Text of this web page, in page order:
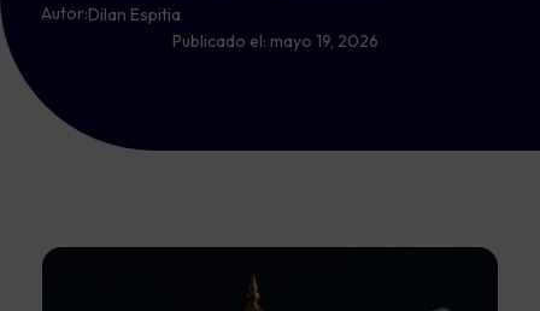
Autor:Dilan Espitia
Publicado el: mayo 19, 2026